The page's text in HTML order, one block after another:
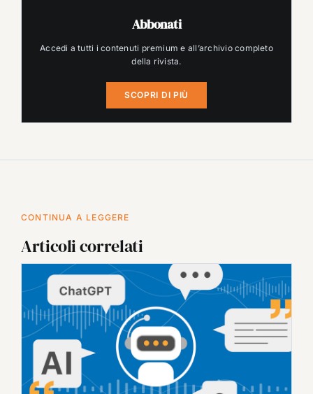
Abbonati
Accedi a tutti i contenuti premium e all’archivio completo
della rivista.
SCOPRI DI PIÙ
CONTINUA A LEGGERE
Articoli correlati